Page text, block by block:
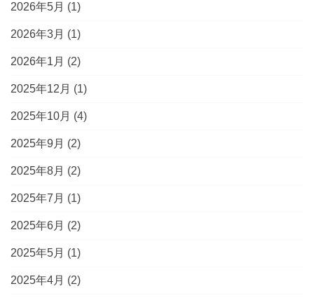
2026年5月 (1)
2026年3月 (1)
2026年1月 (2)
2025年12月 (1)
2025年10月 (4)
2025年9月 (2)
2025年8月 (2)
2025年7月 (1)
2025年6月 (2)
2025年5月 (1)
2025年4月 (2)